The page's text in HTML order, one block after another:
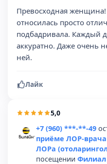
Превосходная
относилась просто
подбадривала. Каждый
аккуратно. Даже очень
ней.
Лайк
5,0
+7 (960) ***-**-49
приёме ЛОР-врача
ЛОРа
посещении